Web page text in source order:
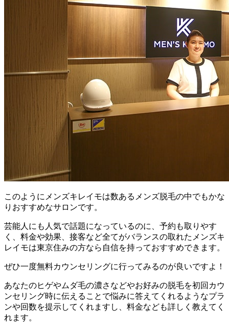
このようにメンズキレイモは数あるメンズ脱毛の中でもかな
りおすすめなサロンです。
芸能人にも人気で話題になっているのに、予約も取りやす
く、料金や効果、接客など全てがバランスの取れたメンズキ
レイモは東京住みの方なら自信を持っておすすめできます。
ぜひ一度無料カウンセリングに行ってみるのが良いですよ！
あなたのヒゲやムダ毛の濃さなどやお好みの脱毛を初回カウ
ンセリング時に伝えることで悩みに答えてくれるようなプラ
ンや回数を提示してくれますし、料金なども詳しく教えてく
れます。